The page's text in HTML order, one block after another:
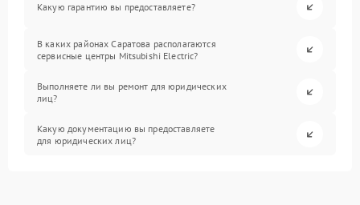
Какую гарантию вы предоставляете?
В каких районах Саратова располагаются
сервисные центры Mitsubishi Electric?
Выполняете ли вы ремонт для юридических
лиц?
Какую документацию вы предоставляете
для юридических лиц?